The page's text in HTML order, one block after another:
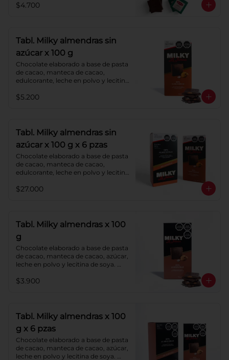
$4.700
Tabl. Milky almendras sin
azúcar x 100 g
Chocolate elaborado a base de pasta
de cacao, manteca de cacao,
edulcorante, leche en polvo y lecitina
Porcentaje de cacao: 40%.
$5.200
Tabl. Milky almendras sin
azúcar x 100 g x 6 pzas
Chocolate elaborado a base de pasta
de cacao, manteca de cacao,
edulcorante, leche en polvo y lecitina
Porcentaje de cacao: 40%.
$27.000
Tabl. Milky almendras x 100
g
Chocolate elaborado a base de pasta
de cacao, manteca de cacao, azúcar,
leche en polvo y lecitina de soya.
cacao: 40%.
$3.900
Tabl. Milky almendras x 100
g x 6 pzas
Chocolate elaborado a base de pasta
de cacao, manteca de cacao, azúcar,
leche en polvo y lecitina de soya.